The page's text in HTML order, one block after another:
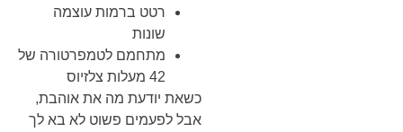
רטט ברמות עוצמה
שונות
מתחמם לטמפרטורה של
42 מעלות צלזיוס
כשאת יודעת מה את אוהבת,
אבל לפעמים פשוט לא בא לך